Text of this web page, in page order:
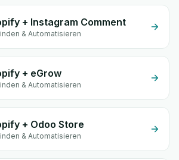
+ Instagram Comment
& Automatisieren
+ eGrow
& Automatisieren
+ Odoo Store
& Automatisieren